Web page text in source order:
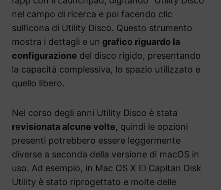
nel campo di ricerca e poi facendo clic
sull’icona di Utility Disco. Questo strumento
mostra i dettagli e un grafico riguardo la
configurazione del disco rigido, presentando
la capacità complessiva, lo spazio utilizzato e
quello libero.
Nel corso degli anni Utility Disco è stata
revisionata alcune volte, quindi le opzioni
presenti potrebbero essere leggermente
diverse a seconda della versione di macOS in
uso. Ad esempio, in Mac OS X El Capitan Disk
Utility è stato riprogettato e molte delle